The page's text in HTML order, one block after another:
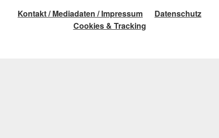
Kontakt / Mediadaten / Impressum
Datenschutz
Cookies & Tracking